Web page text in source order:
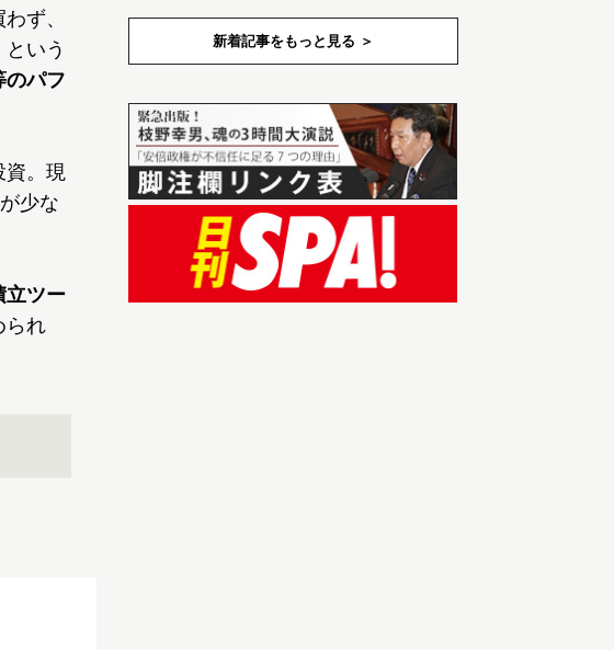
ず、
いう
のパフ
資。現
少な
立ツー
られ
新着記事をもっと見る